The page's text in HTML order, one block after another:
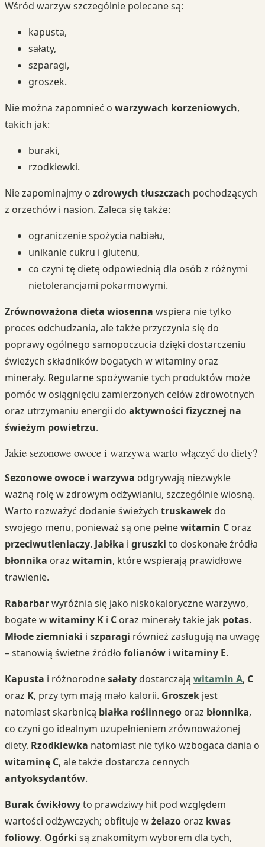
Wśród warzyw szczególnie polecane są:
kapusta,
sałaty,
szparagi,
groszek.
Nie można zapomnieć o warzywach korzeniowych,
takich jak:
buraki,
rzodkiewki.
Nie zapominajmy o zdrowych tłuszczach pochodzących
z orzechów i nasion. Zaleca się także:
ograniczenie spożycia nabiału,
unikanie cukru i glutenu,
co czyni tę dietę odpowiednią dla osób z różnymi
nietolerancjami pokarmowymi.
Zrównoważona dieta wiosenna wspiera nie tylko
proces odchudzania, ale także przyczynia się do
poprawy ogólnego samopoczucia dzięki dostarczeniu
świeżych składników bogatych w witaminy oraz
minerały. Regularne spożywanie tych produktów może
pomóc w osiągnięciu zamierzonych celów zdrowotnych
oraz utrzymaniu energii do aktywności fizycznej na
świeżym powietrzu.
Jakie sezonowe owoce i warzywa warto włączyć do diety?
Sezonowe owoce i warzywa odgrywają niezwykle
ważną rolę w zdrowym odżywianiu, szczególnie wiosną.
Warto rozważyć dodanie świeżych truskawek do
swojego menu, ponieważ są one pełnewitamin C oraz
przeciwutleniaczy. Jabłka i gruszki to doskonałe źródła
błonnika oraz witamin, które wspierają prawidłowe
trawienie.
Rabarbarwyróżnia się jako niskokaloryczne warzywo,
bogate wwitaminy K i C oraz minerały takie jak potas.
Młode ziemniaki i szparagi również zasługują na uwagę
– stanowią świetne źródło folianów i witaminy E.
Kapusta i różnorodnesałaty dostarczają witamin A, C
oraz K, przy tym mają mało kalorii. Groszek jest
natomiast skarbnicą białka roślinnego oraz błonnika,
co czyni go idealnym uzupełnieniem zrównoważonej
diety. Rzodkiewka natomiast nie tylko wzbogaca dania o
witaminę C, ale także dostarcza cennych
antyoksydantów.
Burak ćwikłowyto prawdziwy hit pod względem
wartości odżywczych; obfituje wżelazo oraz kwas
foliowy. Ogórki są znakomitym wyborem dla tych,